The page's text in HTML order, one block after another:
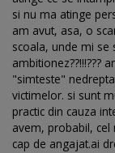
si nu ma atinge
am avut, asa, o
scoala, unde mi se
ambitionez??!!!???
"simteste"
victimelor. si sunt
practic din cauza
avem, probabil,
cap de angajat.ai